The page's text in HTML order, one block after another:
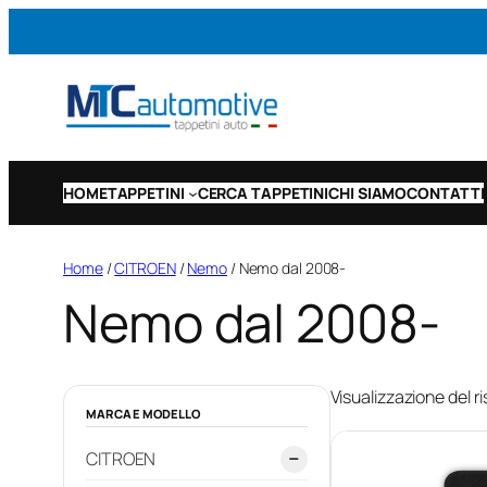
HOMETAPPETINI CERCA TAPPETINICHI SIAMOCONTATTI
Home/CITROEN/Nemo/ Nemo dal 2008-
Nemo dal 2008-
MARCA E MODELLO
−
CITROEN
Visualizzazione del